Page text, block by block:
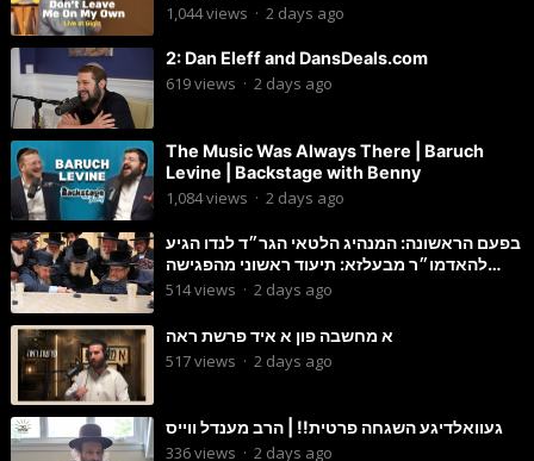
1,044views · 2 days ago
2: Dan Eleff and DansDeals.com
619views · 2 days ago
The Music Was Always There | Baruch
Levine | Backstage with Benny
1,084views · 2 days ago
בפעם הראשונה: המנהיג הלטאי הגר״ד לנדו הגיע
להאדמו״ר מבעלזא: תיעוד ראשוני מהפגישה
הנדירה
514views · 2 days ago
א מחשבה פון א איד פרשת ראה
517views · 2 days ago
געוואלדיגע השגחה פרטית!! | הרב מענדל ווייס
336views · 2 days ago